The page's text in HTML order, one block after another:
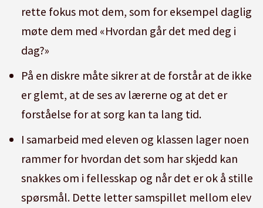
rette fokus mot dem, som for eksempel daglig
møte dem med «Hvordan går det med deg i
dag?»
På en diskre måte sikrer at de forstår at de ikke
er glemt, at de ses av lærerne og at det er
forståelse for at sorg kan ta lang tid.
I samarbeid med eleven og klassen lager noen
rammer for hvordan det som har skjedd kan
snakkes om i fellesskap og når det er ok å stille
spørsmål. Dette letter samspillet mellom elev